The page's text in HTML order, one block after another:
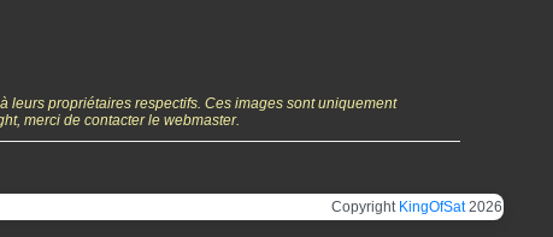
leurs propriétaires respectifs. Ces images sont uniquement
merci de contacter le webmaster.
Copyright KingOfSat2026